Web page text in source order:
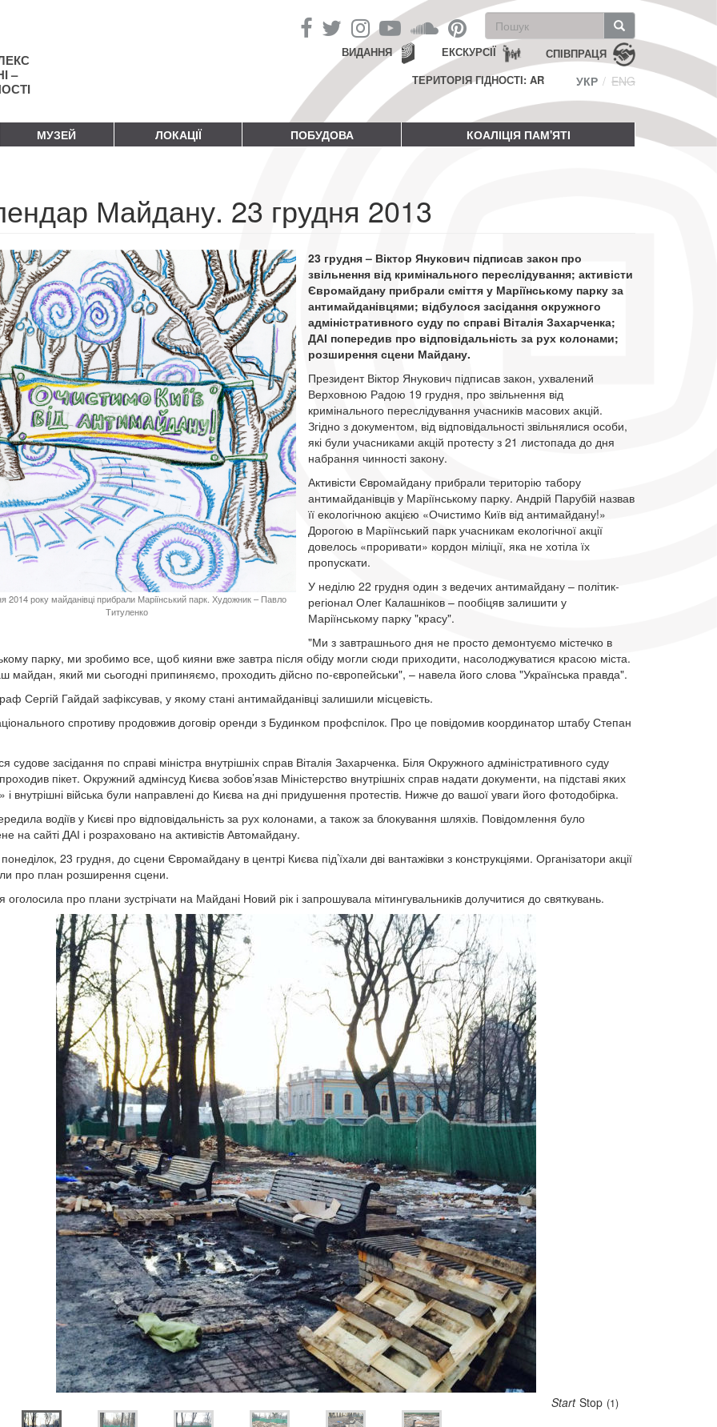
–
Пошукова
форма
Пошук СПІВПРАЦЯ
ЕКСКУРСІЇ
ВИДАННЯ
ТЕРИТОРІЯ ГІДНОСТІ: AR
УКР ENG
МУЗЕЙ ЛОКАЦІЇ ПОБУДОВА КОАЛІЦІЯ ПАМ'ЯТІ
Майдану. 23 грудня 2013
2014 року майданівці прибрали Маріїнський парк. Художник – Павло
Титуленко
23 грудня – Віктор Янукович підписав закон про
звільнення від кримінального переслідування; активісти
Євромайдану прибрали сміття у Маріїнському парку за
антимайданівцями; відбулося засідання окружного
адміністративного суду по справі Віталія Захарченка;
ДАІ попередив про відповідальність за рух колонами;
розширення сцени Майдану.
Президент Віктор Янукович підписав закон, ухвалений
Верховною Радою 19 грудня, про звільнення від
кримінального переслідування учасників масових акцій.
Згідно з документом, від відповідальності звільнялися особи,
які були учасниками акцій протесту з 21 листопада до дня
набрання чинності закону.
Активісти Євромайдану прибрали територію табору
антимайданівців у Маріїнському парку. Андрій Парубій назвав
її екологічною акцією «Очистимо Київ від антимайдану!»
Дорогою в Маріїнський парк учасникам екологічної акції
довелось «проривати» кордон міліції, яка не хотіла їх
пропускати.
У неділю 22 грудня один з ведечих антимайдану – політик-
регіонал Олег Калашніков – пообіцяв залишити у
Маріїнському парку "красу".
"Ми з завтрашнього дня не просто демонтуємо містечко в
парку, ми зробимо все, щоб кияни вже завтра після обіду могли сюди приходити, насолоджуватися красою міста.
майдан, який ми сьогодні припиняємо, проходить дійсно по-європейськи", – навела його слова "Українська правда".
Сергій Гайдай зафіксував, у якому стані антимайданівці залишили місцевість.
спротиву продовжив договір оренди з Будинком профспілок. Про це повідомив координатор штабу Степан
судове засідання по справі міністра внутрішніх справ Віталія Захарченка. Біля Окружного адміністративного суду
пікет. Окружний адмінсуд Києва зобов’язав Міністерство внутрішніх справ надати документи, на підставі яких
і внутрішні війська були направлені до Києва на дні придушення протестів. Нижче до вашої уваги його фотодобірка.
водіїв у Києві про відповідальність за рух колонами, а також за блокування шляхів. Повідомлення було
на сайті ДАІ і розраховано на активістів Автомайдану.
23 грудня, до сцени Євромайдану в центрі Києва під’їхали дві вантажівки з конструкціями. Організатори акції
про план розширення сцени.
оголосила про плани зустрічати на Майдані Новий рік і запрошувала мітингувальників долучитися до святкувань.
Start Stop (5)